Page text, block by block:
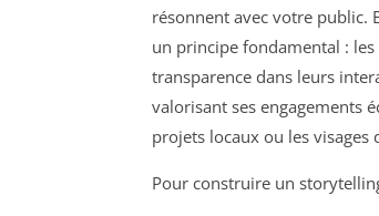
résonnent avec votre public.
un principe fondamental :
transparence dans leurs
valorisant ses engagements
projets locaux ou les visages
Pour construire un